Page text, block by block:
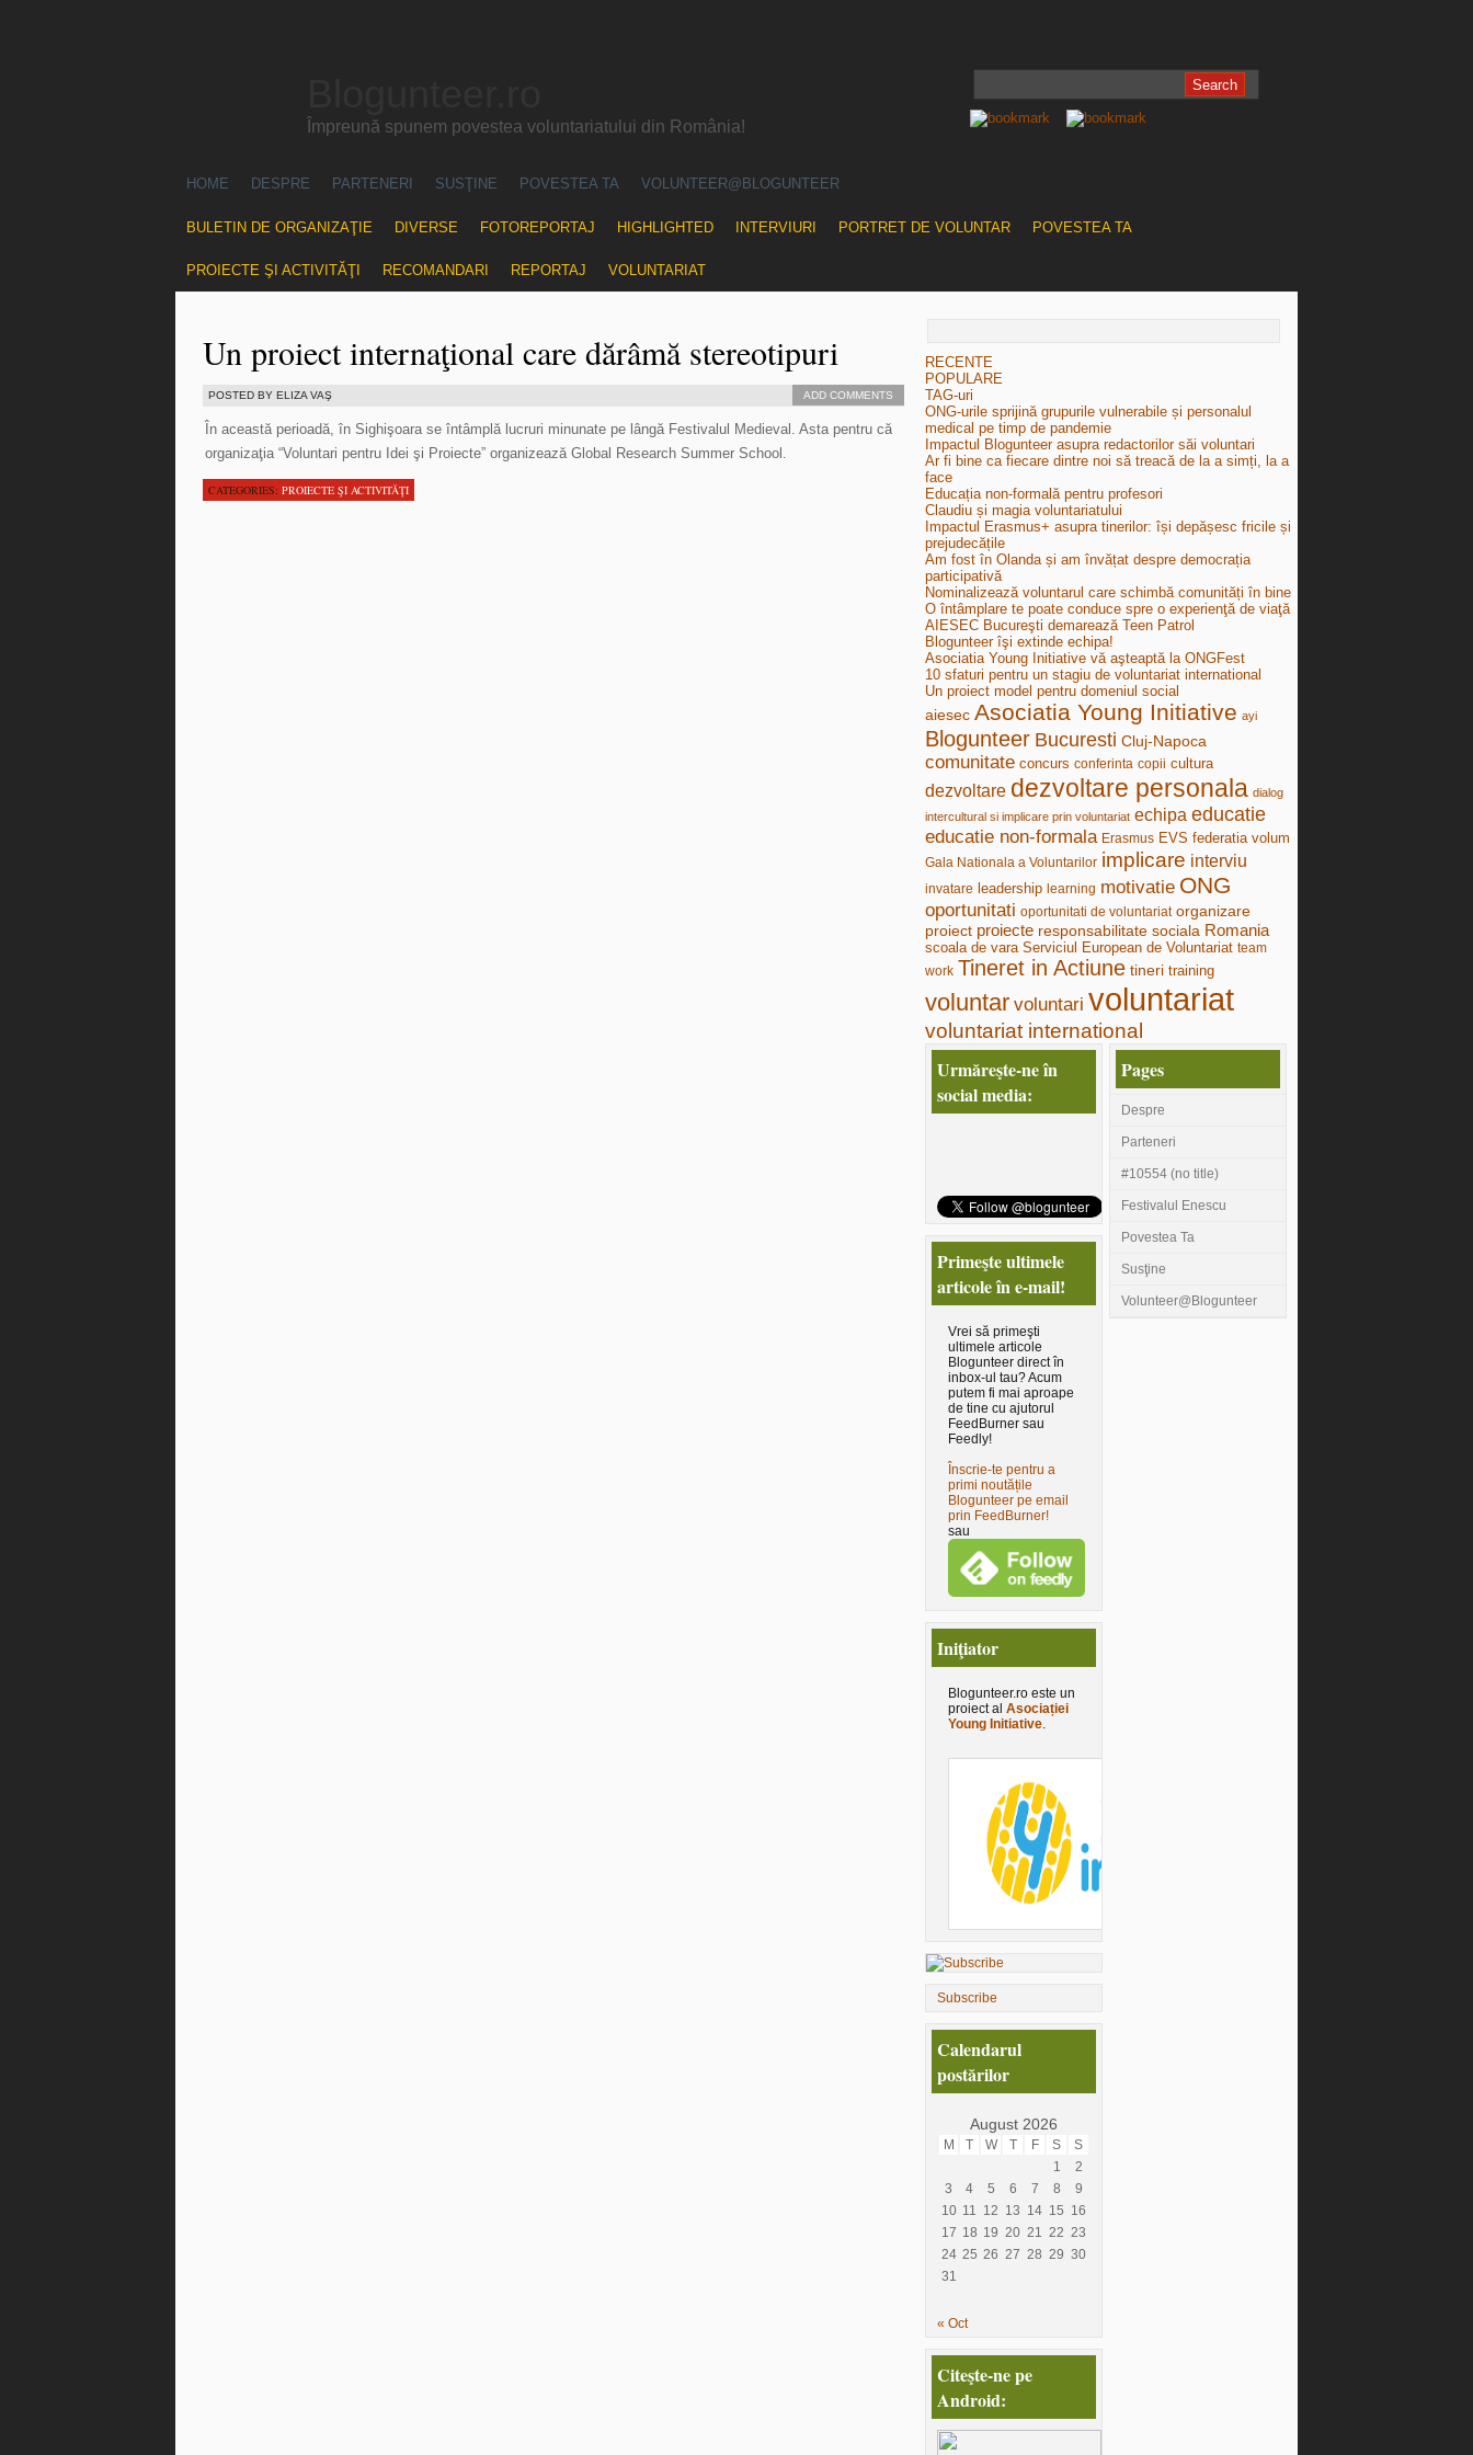
Împreună spunem povestea voluntariatului din România!
HOME DESPRE PARTENERI SUSŢINE POVESTEA TA VOLUNTEER@BLOGUNTEER
BULETIN DE ORGANIZAŢIE DIVERSE FOTOREPORTAJ HIGHLIGHTED INTERVIURI PORTRET DE VOLUNTAR POVESTEA TA
PROIECTE ŞI ACTIVITĂŢI RECOMANDARI REPORTAJ VOLUNTARIAT
Un proiect internaţional care dărâmă stereotipuri
POSTED BY ELIZA VAŞ ADD COMMENTS
În această perioadă, în Sighişoara se întâmplă lucruri minunate pe lângă Festivalul Medieval. Asta pentru că
organizaţia “Voluntari pentru Idei şi Proiecte” organizează Global Research Summer School.
CATEGORIES: PROIECTE ŞI ACTIVITĂŢI
RECENTE
POPULARE
TAG-uri
ONG-urile sprijină grupurile vulnerabile și personalul
medical pe timp de pandemie
Impactul Blogunteer asupra redactorilor săi voluntari
Ar fi bine ca fiecare dintre noi să treacă de la a simți, la a
face
Educația non-formală pentru profesori
Claudiu și magia voluntariatului
Impactul Erasmus+ asupra tinerilor: își depășesc fricile și
prejudecățile
Am fost în Olanda și am învățat despre democrația
participativă
Nominalizează voluntarul care schimbă comunități în bine
O întâmplare te poate conduce spre o experienţă de viaţă
AIESEC Bucureşti demarează Teen Patrol
Blogunteer îşi extinde echipa!
Asociatia Young Initiative vă aşteaptă la ONGFest
10 sfaturi pentru un stagiu de voluntariat international
Un proiect model pentru domeniul social
aiesec Asociatia Young Initiative ayi
Blogunteer Bucuresti Cluj-Napoca
comunitate concurs conferinta copii cultura
dezvoltare dezvoltare personala dialog
intercultural si implicare prin voluntariat echipa educatie
educatie non-formala Erasmus EVS federatia volum
Gala Nationala a Voluntarilor implicare interviu
invatare leadership learning motivatie ONG
oportunitati oportunitati de voluntariat organizare
proiect proiecte responsabilitate sociala Romania
scoala de vara Serviciul European de Voluntariat team
work Tineret in Actiune tineri training
voluntar voluntari voluntariat
voluntariat international
Urmăreşte-ne în
social media:
Primeşte ultimele
articole în e-mail!
Vrei să primeşti
ultimele articole
Blogunteer direct în
inbox-ul tau? Acum
putem fi mai aproape
de tine cu ajutorul
FeedBurner sau
Feedly!
Înscrie-te pentru a
primi noutățile
Blogunteer pe email
prin FeedBurner!
sau
Iniţiator
Blogunteer.ro este un
proiect al Asociației
Young Initiative.
Subscribe
Calendarul
postărilor
August 2026
M T W T F S
S
1
2
3
4 5 6 7 8
9
10 11 12 13 14 15 16
17 18 19 20 21 22 23
24 25 26 27 28 29 30
31
« Oct
Citeşte-ne pe
Android:
Pages
Despre
Parteneri
#10554 (no title)
Festivalul Enescu
Povestea Ta
Susţine
Volunteer@Blogunteer